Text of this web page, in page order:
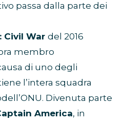
passa dalla parte dei
Civil War del 2016
membro
di uno degli
l’intera squadra
Divenuta parte
America, in